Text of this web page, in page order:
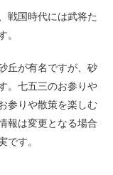
戦国時代には武将た
。
丘が有名ですが、砂
。七五三のお参りや
参りや散策を楽しむ
報は変更となる場合
です。